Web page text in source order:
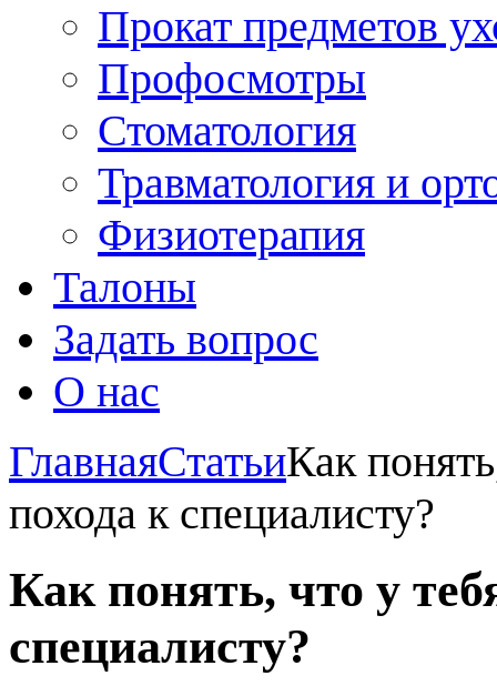
Прокат предметов
Профосмотры
Стоматология
Травматология и
Физиотерапия
Талоны
Задать вопрос
О нас
ГлавнаяСтатьиКак
похода к специалисту?
Как понять, что у
специалисту?